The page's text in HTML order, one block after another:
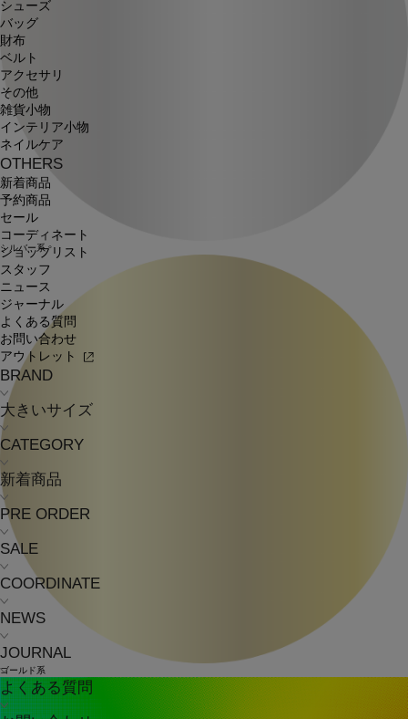
シューズ
バッグ
財布
ベルト
アクセサリ
その他
雑貨小物
インテリア小物
ネイルケア
OTHERS
新着商品
予約商品
セール
コーディネート
ショップリスト
スタッフ
ニュース
ジャーナル
よくある質問
お問い合わせ
アウトレット
BRAND
大きいサイズ
CATEGORY
新着商品
PRE ORDER
SALE
COORDINATE
NEWS
JOURNAL
よくある質問
シルバー系
ゴールド系